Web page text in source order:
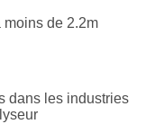
moins de 2.2m
dans les industries